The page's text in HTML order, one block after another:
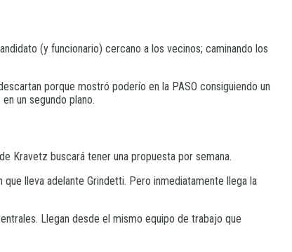
(y funcionario) cercano a los vecinos; caminando los
porque mostró poderío en la PASO consiguiendo un
un segundo plano.
Kravetz buscará tener una propuesta por semana.
lleva adelante Grindetti. Pero inmediatamente llega la
Llegan desde el mismo equipo de trabajo que